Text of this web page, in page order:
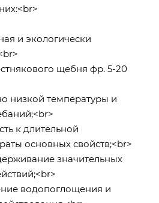
и экологически
щебня фр. 5-20
низкой температуры и
к длительной
основных свойств;<br>
значительных
водопоглощения и